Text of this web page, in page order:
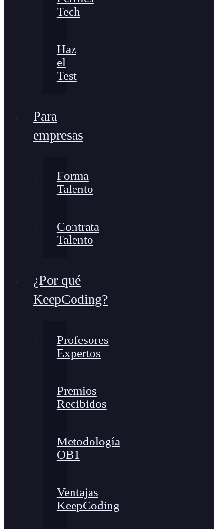
Tech
Haz
el
Test
Para
empresas
Forma
Talento
Contrata
Talento
¿Por qué
KeepCoding?
Profesores
Expertos
Premios
Recibidos
Metodología
OB1
Ventajas
KeepCoding